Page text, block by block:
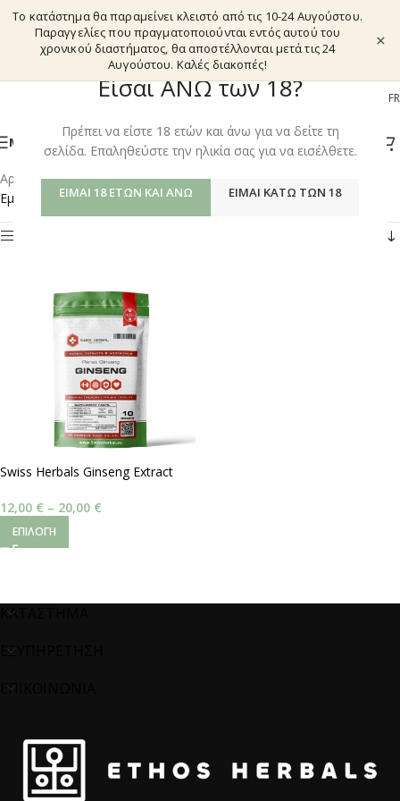
Είσαι ΑΝΩ των 18?
Πρέπει να είστε 18 ετών και άνω για να δείτε τη
σελίδα. Επαληθεύστε την ηλικία σας για να εισέλθετε.
ΕΊΜΑΙ 18 ΕΤΏΝ ΚΑΙ ΆΝΩ ΕΊΜΑΙ ΚΆΤΩ ΤΩΝ 18
Το κατάστημα θα παραμείνει κλειστό από τις 10-24 Αυγούστου.
Παραγγελίες που πραγματοποιούνται εντός αυτού του
χρονικού διαστήματος, θα αποστέλλονται μετά τις 24
Αυγούστου. Καλές διακοπές!
×
EL FR
ΜΕΝΟΎ
Αρχική σελίδα/Shop/Προϊόντα με ετικέτα “ENERGY”
Εμφάνιση του μοναδικού αποτελέσματος
Swiss Herbals Ginseng Extract
12,00 € – 20,00 €
ΕΠΙΛΟΓΉ
ΚΑΤΑΣΤΗΜΑ
ΕΞΥΠΗΡΕΤΗΣΗ
ΕΠΙΚΟΙΝΩΝΙΑ